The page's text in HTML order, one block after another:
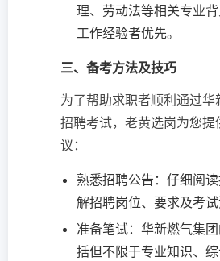
理、劳动法等相关专业
工作经验者优先。
三、备考方法及技巧
为了帮助求职者顺利通过华
招聘考试，老黄选岗为您提
议：
熟悉招聘公告：仔细阅
解招聘岗位、要求及考试
准备笔试：华新燃气集
括但不限于专业知识、